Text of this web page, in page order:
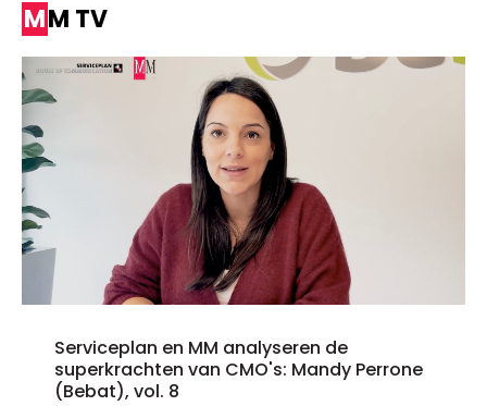
MM TV
Serviceplan en MM analyseren de
superkrachten van CMO's: Mandy Perrone
(Bebat), vol. 8